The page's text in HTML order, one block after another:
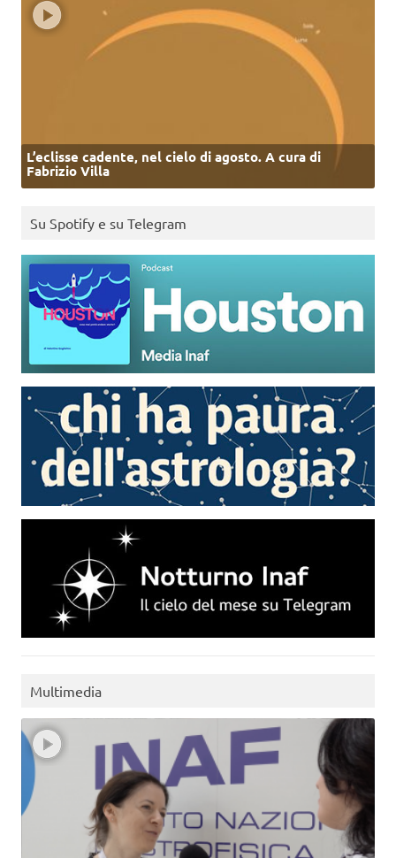
L’eclisse cadente, nel cielo di agosto. A cura di
Fabrizio Villa
Su Spotify e su Telegram
Multimedia